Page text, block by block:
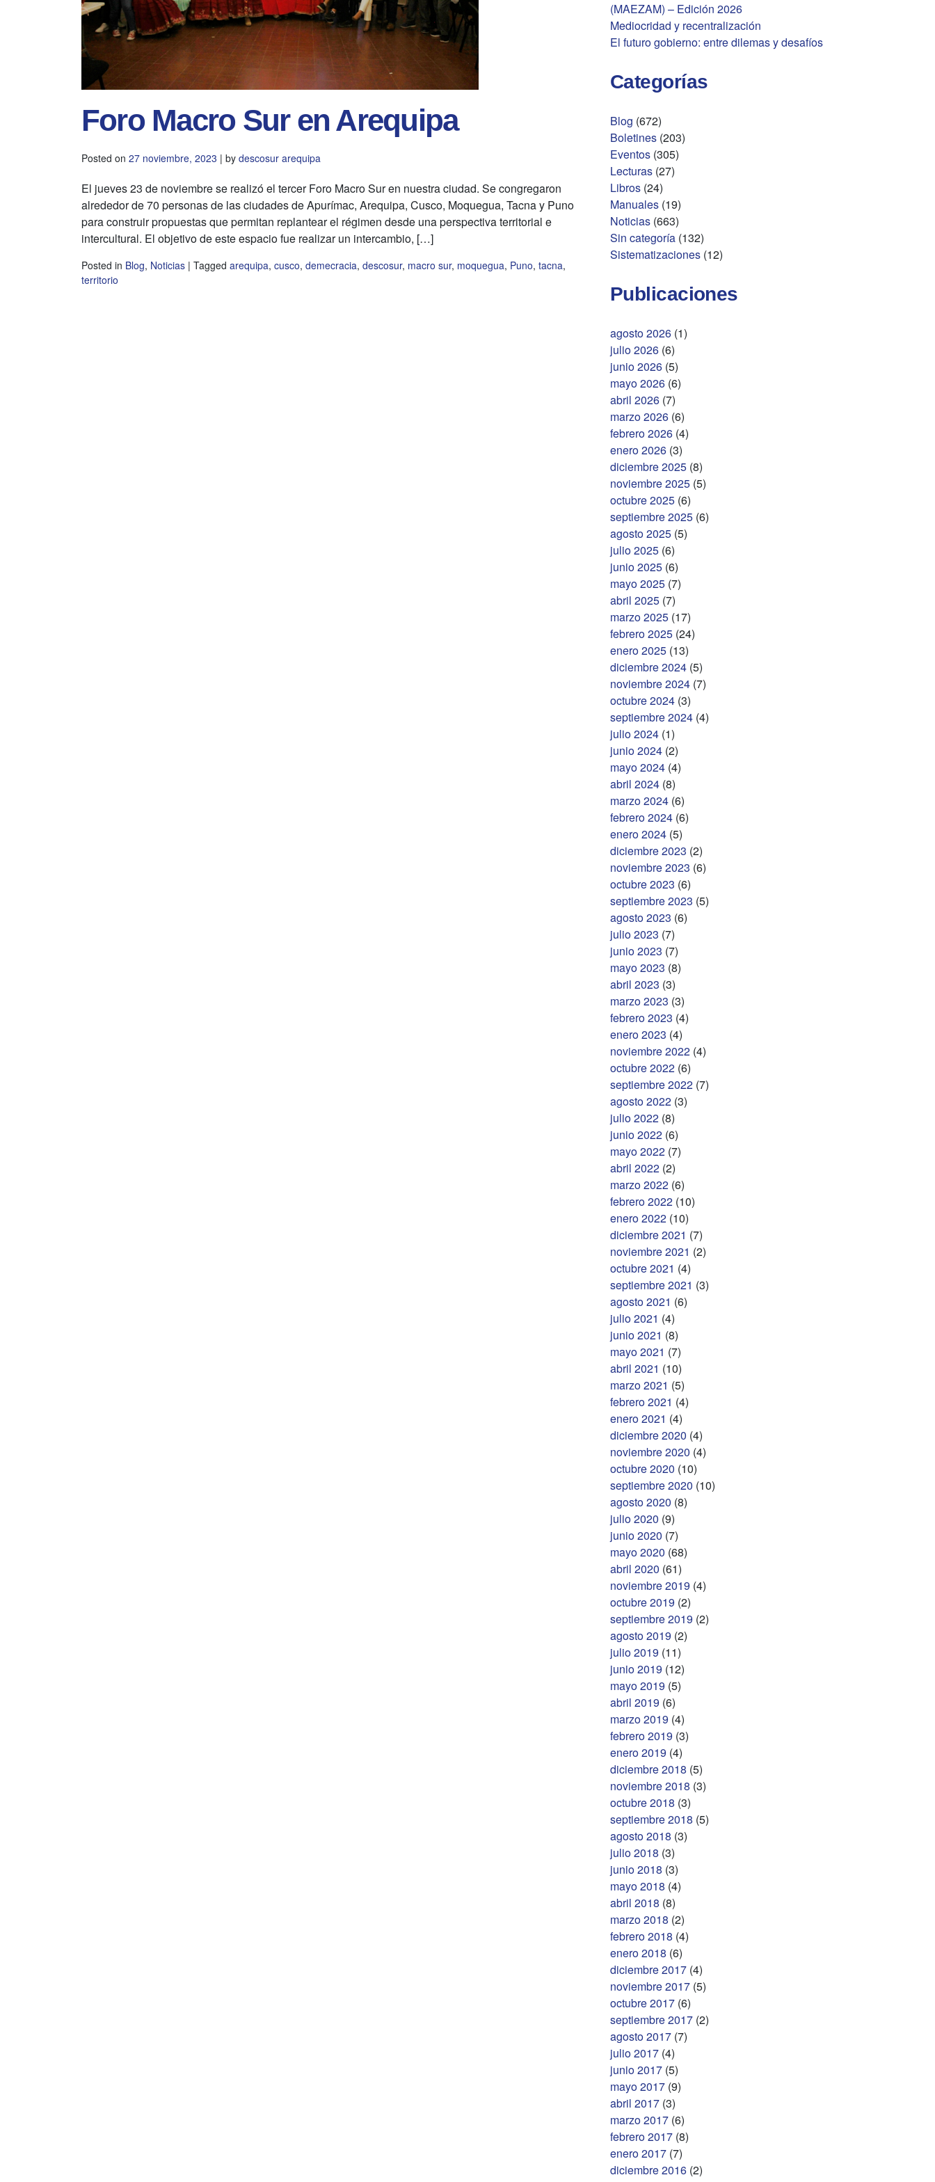
Foro Macro Sur en Arequipa
Posted on 27 noviembre, 2023 | by descosur arequipa
El jueves 23 de noviembre se realizó el tercer Foro Macro Sur en nuestra ciudad. Se congregaron
alrededor de 70 personas de las ciudades de Apurímac, Arequipa, Cusco, Moquegua, Tacna y Puno
para construir propuestas que permitan replantear el régimen desde una perspectiva territorial e
intercultural. El objetivo de este espacio fue realizar un intercambio, […]
Posted in Blog, Noticias | Tagged arequipa, cusco, demecracia, descosur, macro sur, moquegua, Puno, tacna,
territorio
(MAEZAM) – Edición 2026
Mediocridad y recentralización
El futuro gobierno: entre dilemas y desafíos
Categorías
Blog (672)
Boletines (203)
Eventos (305)
Lecturas (27)
Libros (24)
Manuales (19)
Noticias (663)
Sin categoría (132)
Sistematizaciones (12)
Publicaciones
agosto 2026 (1)
julio 2026 (6)
junio 2026 (5)
mayo 2026 (6)
abril 2026 (7)
marzo 2026 (6)
febrero 2026 (4)
enero 2026 (3)
diciembre 2025 (8)
noviembre 2025 (5)
octubre 2025 (6)
septiembre 2025 (6)
agosto 2025 (5)
julio 2025 (6)
junio 2025 (6)
mayo 2025 (7)
abril 2025 (7)
marzo 2025 (17)
febrero 2025 (24)
enero 2025 (13)
diciembre 2024 (5)
noviembre 2024 (7)
octubre 2024 (3)
septiembre 2024 (4)
julio 2024 (1)
junio 2024 (2)
mayo 2024 (4)
abril 2024 (8)
marzo 2024 (6)
febrero 2024 (6)
enero 2024 (5)
diciembre 2023 (2)
noviembre 2023 (6)
octubre 2023 (6)
septiembre 2023 (5)
agosto 2023 (6)
julio 2023 (7)
junio 2023 (7)
mayo 2023 (8)
abril 2023 (3)
marzo 2023 (3)
febrero 2023 (4)
enero 2023 (4)
noviembre 2022 (4)
octubre 2022 (6)
septiembre 2022 (7)
agosto 2022 (3)
julio 2022 (8)
junio 2022 (6)
mayo 2022 (7)
abril 2022 (2)
marzo 2022 (6)
febrero 2022 (10)
enero 2022 (10)
diciembre 2021 (7)
noviembre 2021 (2)
octubre 2021 (4)
septiembre 2021 (3)
agosto 2021 (6)
julio 2021 (4)
junio 2021 (8)
mayo 2021 (7)
abril 2021 (10)
marzo 2021 (5)
febrero 2021 (4)
enero 2021 (4)
diciembre 2020 (4)
noviembre 2020 (4)
octubre 2020 (10)
septiembre 2020 (10)
agosto 2020 (8)
julio 2020 (9)
junio 2020 (7)
mayo 2020 (68)
abril 2020 (61)
noviembre 2019 (4)
octubre 2019 (2)
septiembre 2019 (2)
agosto 2019 (2)
julio 2019 (11)
junio 2019 (12)
mayo 2019 (5)
abril 2019 (6)
marzo 2019 (4)
febrero 2019 (3)
enero 2019 (4)
diciembre 2018 (5)
noviembre 2018 (3)
octubre 2018 (3)
septiembre 2018 (5)
agosto 2018 (3)
julio 2018 (3)
junio 2018 (3)
mayo 2018 (4)
abril 2018 (8)
marzo 2018 (2)
febrero 2018 (4)
enero 2018 (6)
diciembre 2017 (4)
noviembre 2017 (5)
octubre 2017 (6)
septiembre 2017 (2)
agosto 2017 (7)
julio 2017 (4)
junio 2017 (5)
mayo 2017 (9)
abril 2017 (3)
marzo 2017 (6)
febrero 2017 (8)
enero 2017 (7)
diciembre 2016 (2)